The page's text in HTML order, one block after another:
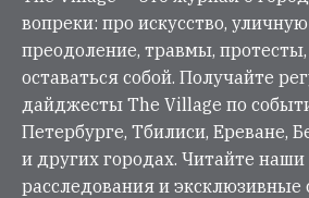
вопреки: про искусство,
преодоление, травмы,
оставаться собой. Получайте
дайджесты The Village по
Петербурге, Тбилиси, Ереване,
и других городах. Читайте
расследования и эксклюзивные